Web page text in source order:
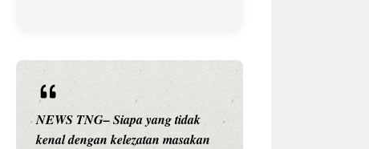
NEWS TNG– Siapa yang tidak
kenal dengan kelezatan masakan